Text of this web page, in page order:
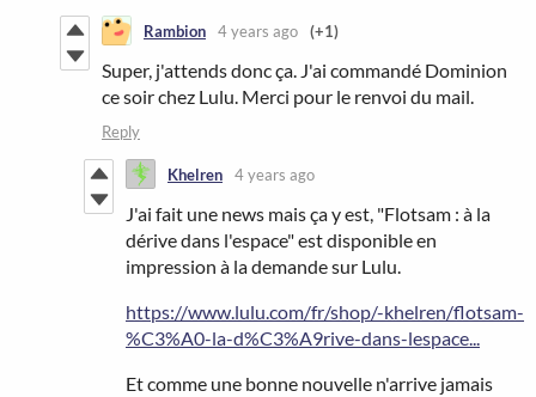
Rambion 4 years ago (+1)
Super, j'attends donc ça. J'ai commandé Dominion
ce soir chez Lulu. Merci pour le renvoi du mail.
Reply
Khelren 4 years ago
J'ai fait une news mais ça y est, "Flotsam : à la
dérive dans l'espace" est disponible en
impression à la demande sur Lulu.
https://www.lulu.com/fr/shop/-khelren/flotsam-
%C3%A0-la-d%C3%A9rive-dans-lespace...
Et comme une bonne nouvelle n'arrive jamais